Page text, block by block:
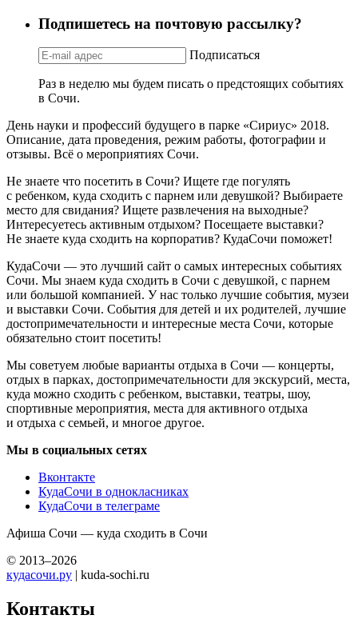
Подпишетесь на почтовую рассылку?
Подписаться
Раз в неделю мы будем писать о предстоящих событиях
в Сочи.
День науки и профессий будущего в парке «Сириус» 2018.
Описание, дата проведения, режим работы, фотографии и
отзывы. Всё о мероприятиях Сочи.
Не знаете что посетить в Сочи? Ищете где погулять
с ребенком, куда сходить с парнем или девушкой? Выбираете
место для свидания? Ищете развлечения на выходные?
Интересуетесь активным отдыхом? Посещаете выставки?
Не знаете куда сходить на корпоратив? КудаСочи поможет!
КудаСочи — это лучший сайт о самых интересных событиях
Сочи. Мы знаем куда сходить в Сочи с девушкой, с парнем
или большой компанией. У нас только лучшие события, музеи
и выставки Сочи. События для детей и их родителей, лучшие
достопримечательности и интересные места Сочи, которые
обязательно стоит посетить!
Мы советуем любые варианты отдыха в Сочи — концерты,
отдых в парках, достопримечательности для экскурсий, места,
куда можно сходить с ребенком, выставки, театры, шоу,
спортивные мероприятия, места для активного отдыха
и отдыха с семьей, и многое другое.
Мы в социальных сетях
Вконтакте
КудаСочи в однокласниках
КудаСочи в телеграме
Афиша Сочи — куда сходить в Сочи
© 2013–2026
кудасочи.ру | kuda-sochi.ru
Контакты